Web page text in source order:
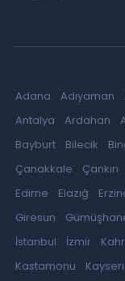
Adana Adıyaman
Antalya
Ardahan
Bayburt
Bilecik
Çanakkale
Çankırı
Edirne
Elazığ
Giresun
İstanbul
İzmir
Kastamonu
Kayseri